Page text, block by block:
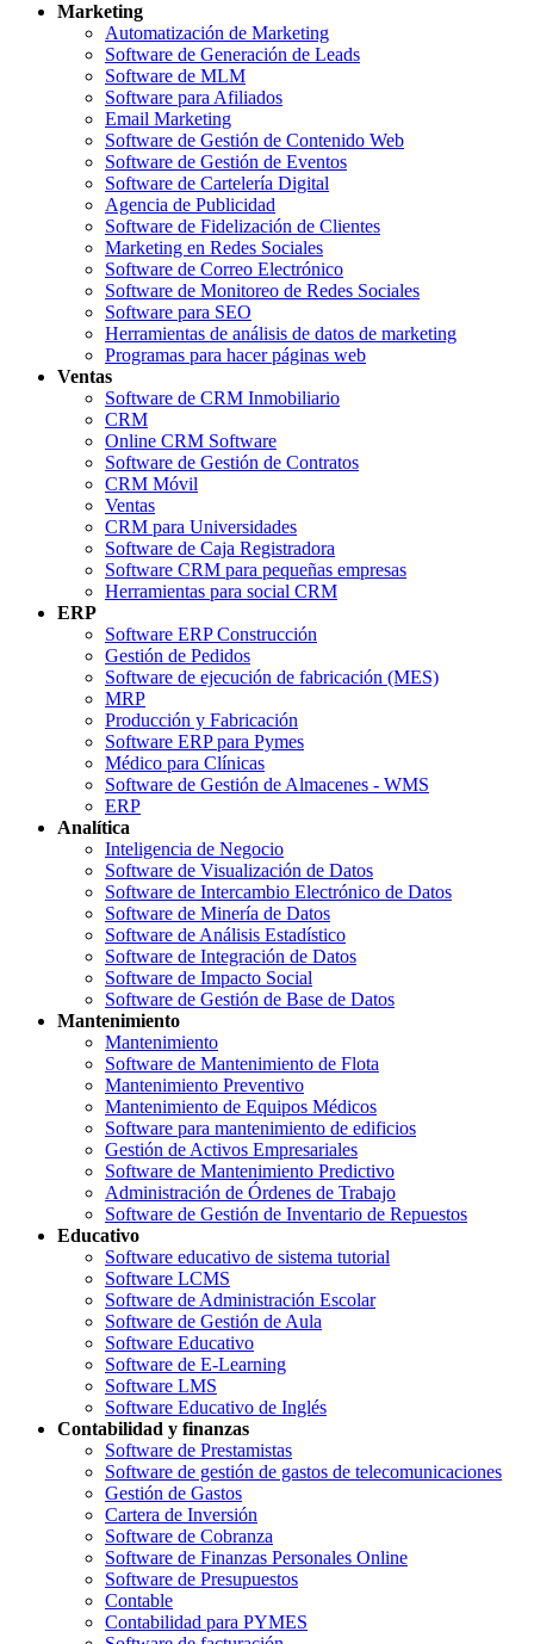
Marketing
Automatización de Marketing
Software de Generación de Leads
Software de MLM
Software para Afiliados
Email Marketing
Software de Gestión de Contenido Web
Software de Gestión de Eventos
Software de Cartelería Digital
Agencia de Publicidad
Software de Fidelización de Clientes
Marketing en Redes Sociales
Software de Correo Electrónico
Software de Monitoreo de Redes Sociales
Software para SEO
Herramientas de análisis de datos de marketing
Programas para hacer páginas web
Ventas
Software de CRM Inmobiliario
CRM
Online CRM Software
Software de Gestión de Contratos
CRM Móvil
Ventas
CRM para Universidades
Software de Caja Registradora
Software CRM para pequeñas empresas
Herramientas para social CRM
ERP
Software ERP Construcción
Gestión de Pedidos
Software de ejecución de fabricación (MES)
MRP
Producción y Fabricación
Software ERP para Pymes
Médico para Clínicas
Software de Gestión de Almacenes - WMS
ERP
Analítica
Inteligencia de Negocio
Software de Visualización de Datos
Software de Intercambio Electrónico de Datos
Software de Minería de Datos
Software de Análisis Estadístico
Software de Integración de Datos
Software de Impacto Social
Software de Gestión de Base de Datos
Mantenimiento
Mantenimiento
Software de Mantenimiento de Flota
Mantenimiento Preventivo
Mantenimiento de Equipos Médicos
Software para mantenimiento de edificios
Gestión de Activos Empresariales
Software de Mantenimiento Predictivo
Administración de Órdenes de Trabajo
Software de Gestión de Inventario de Repuestos
Educativo
Software educativo de sistema tutorial
Software LCMS
Software de Administración Escolar
Software de Gestión de Aula
Software Educativo
Software de E-Learning
Software LMS
Software Educativo de Inglés
Contabilidad y finanzas
Software de Prestamistas
Software de gestión de gastos de telecomunicaciones
Gestión de Gastos
Cartera de Inversión
Software de Cobranza
Software de Finanzas Personales Online
Software de Presupuestos
Contable
Contabilidad para PYMES